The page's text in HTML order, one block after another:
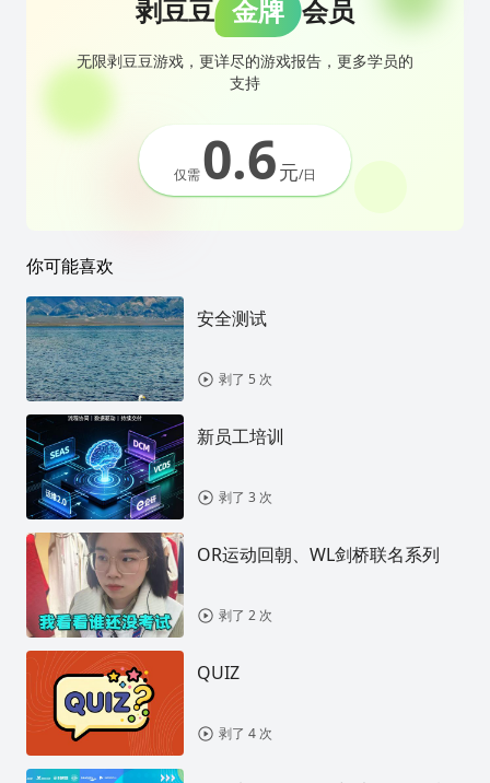
剥豆豆 金牌 会员
无限剥豆豆游戏，更详尽的游戏报告，更多学员的
支持
仅需0.6元/日
你可能喜欢
安全测试
剥了 5 次
新员工培训
剥了 3 次
OR运动回朝、WL剑桥联名系列
剥了 2 次
QUIZ
剥了 4 次